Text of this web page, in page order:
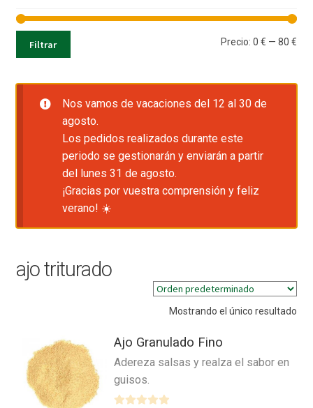
Filtrar Precio:0 € —80 €
Nos vamos de vacaciones del 12 al 30 de
agosto.
Los pedidos realizados durante este
periodo se gestionarán y enviarán a partir
del lunes 31 de agosto.
¡Gracias por vuestra comprensión y feliz
verano! ☀️
ajo triturado
Mostrando el único resultado
Ajo Granulado Fino
Adereza salsas y realza el sabor en
guisos.